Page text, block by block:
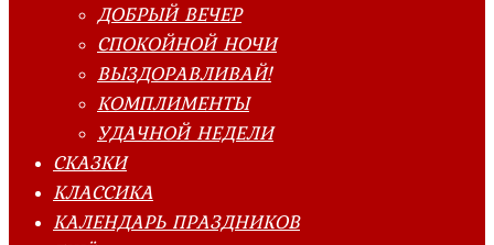
ДОБРЫЙ ВЕЧЕР
СПОКОЙНОЙ НОЧИ
ВЫЗДОРАВЛИВАЙ!
КОМПЛИМЕНТЫ
УДАЧНОЙ НЕДЕЛИ
СКАЗКИ
КЛАССИКА
КАЛЕНДАРЬ ПРАЗДНИКОВ